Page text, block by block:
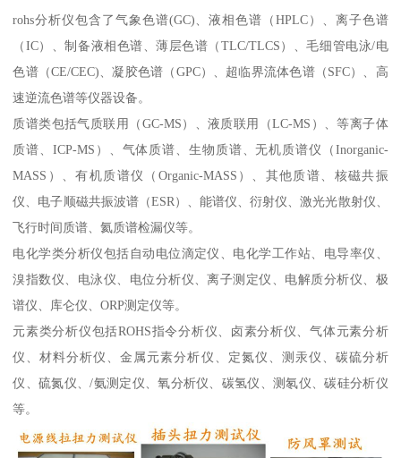
rohs分析仪包含了气象色谱(GC)、液相色谱（HPLC）、离子色谱
（IC）、制备液相色谱、薄层色谱（TLC/TLCS）、毛细管电泳/电
色谱（CE/CEC)、凝胶色谱（GPC）、超临界流体色谱（SFC）、高
速逆流色谱等仪器设备。
质谱类包括气质联用（GC-MS）、液质联用（LC-MS）、等离子体
质谱、ICP-MS）、气体质谱、生物质谱、无机质谱仪（Inorganic-
MASS）、有机质谱仪（Organic-MASS）、其他质谱、核磁共振
仪、电子顺磁共振波谱（ESR）、能谱仪、衍射仪、激光光散射仪、
飞行时间质谱、氦质谱检漏仪等。
电化学类分析仪包括自动电位滴定仪、电化学工作站、电导率仪、
溴指数仪、电泳仪、电位分析仪、离子测定仪、电解质分析仪、极
谱仪、库仑仪、ORP测定仪等。
元素类分析仪包括ROHS指令分析仪、卤素分析仪、气体元素分析
仪、材料分析仪、金属元素分析仪、定氮仪、测汞仪、碳硫分析
仪、硫氮仪、/氨测定仪、氧分析仪、碳氢仪、测氡仪、碳硅分析仪
等。